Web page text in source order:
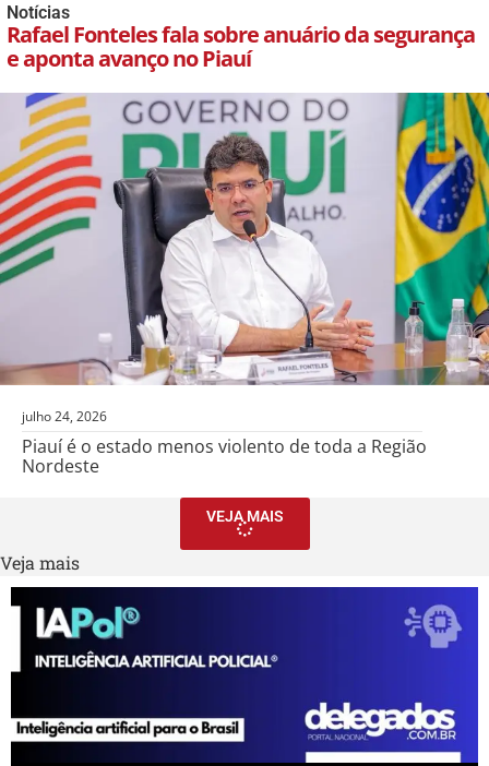
Notícias
Rafael Fonteles fala sobre anuário da segurança
e aponta avanço no Piauí
julho 24, 2026
Piauí é o estado menos violento de toda a Região
Nordeste
VEJA MAIS
Veja mais